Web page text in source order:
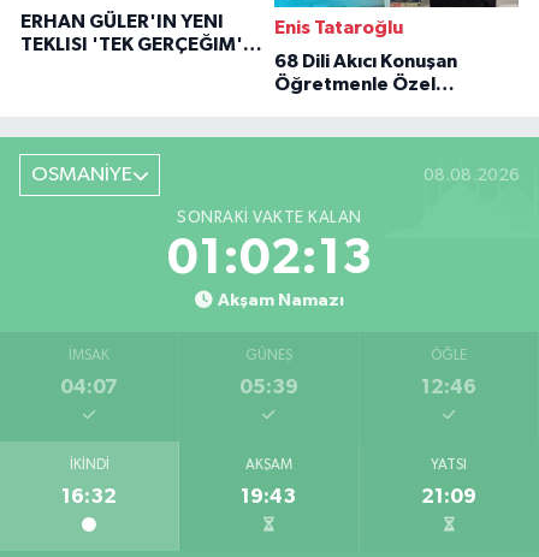
ERHAN GÜLER'IN YENI
TEKLISI 'TEK GERÇEĞIM'LE
Enis Tataroğlu
68 Dili Akıcı Konuşan
Öğretmenle Özel
OSMANİYE 08.08.2026
SONRAKI VAKTE KALAN
01:02:11
Akşam Namazı
İMSAK
04:07
GÜNEŞ
05:39
ÖĞLE
12:46
İKINDI
16:32
AKŞAM
19:43
YATSI
21:09